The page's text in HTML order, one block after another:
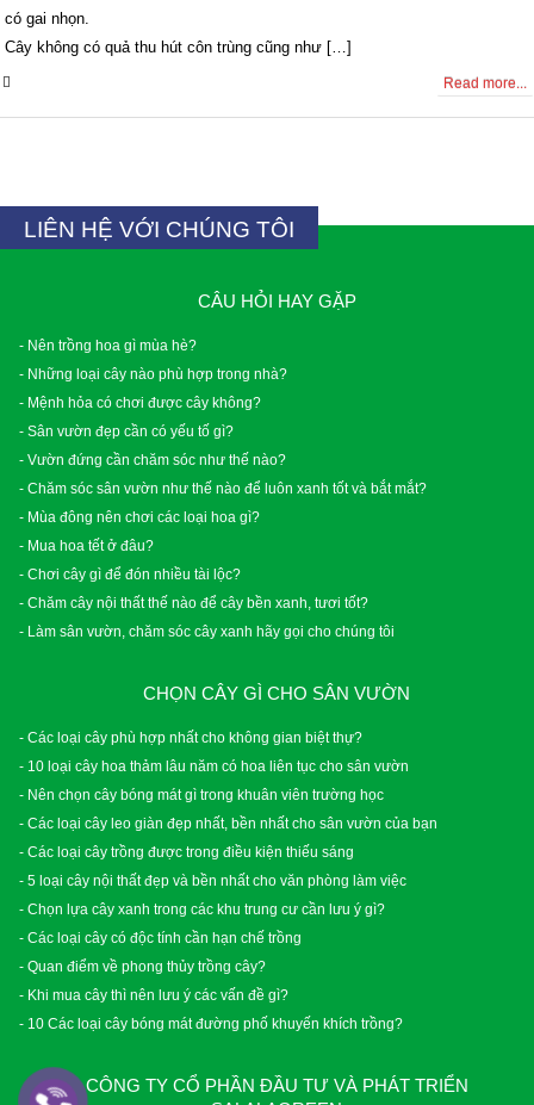
có gai nhọn.
Cây không có quả thu hút côn trùng cũng như […]
Read more...
LIÊN HỆ VỚI CHÚNG TÔI
CÂU HỎI HAY GẶP
- Nên trồng hoa gì mùa hè?
- Những loại cây nào phù hợp trong nhà?
- Mệnh hỏa có chơi được cây không?
- Sân vườn đẹp cần có yếu tố gì?
- Vườn đứng cần chăm sóc như thế nào?
- Chăm sóc sân vườn như thế nào để luôn xanh tốt và bắt mắt?
- Mùa đông nên chơi các loại hoa gì?
- Mua hoa tết ở đâu?
- Chơi cây gì để đón nhiều tài lộc?
- Chăm cây nội thất thế nào để cây bền xanh, tươi tốt?
- Làm sân vườn, chăm sóc cây xanh hãy gọi cho chúng tôi
CHỌN CÂY GÌ CHO SÂN VƯỜN
- Các loại cây phù hợp nhất cho không gian biệt thự?
- 10 loại cây hoa thảm lâu năm có hoa liên tục cho sân vườn
- Nên chọn cây bóng mát gì trong khuân viên trường học
- Các loại cây leo giàn đẹp nhất, bền nhất cho sân vườn của bạn
- Các loại cây trồng được trong điều kiện thiếu sáng
- 5 loại cây nội thất đẹp và bền nhất cho văn phòng làm việc
- Chọn lựa cây xanh trong các khu trung cư cần lưu ý gì?
- Các loại cây có độc tính cần hạn chế trồng
- Quan điểm về phong thủy trồng cây?
- Khi mua cây thì nên lưu ý các vấn đề gì?
- 10 Các loại cây bóng mát đường phố khuyến khích trồng?
CÔNG TY CỔ PHẦN ĐẦU TƯ VÀ PHÁT TRIỂN